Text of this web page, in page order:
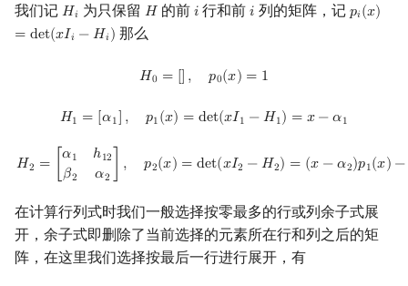
我们记 𝐻𝑖
Hi 为只保留 𝐻
H的前 𝑖
i 行和前𝑖
i 列的矩阵，记𝑝𝑖(𝑥)
= det(𝑥𝐼𝑖 −𝐻𝑖)
pi(x)=
那么
𝐻0 = [] , 𝑝0(𝑥) = 1
H0= 0(x)=1
𝐻1 = [𝛼1] , 𝑝1(𝑥) = det(𝑥𝐼1 −𝐻1) = 𝑥−𝛼1
H1 1],p1(x )= det(xI1− H1 )=x− α1
𝐻2 = 𝛼1 ℎ12
𝛽2 𝛼2
, 𝑝2(𝑥) = det(𝑥𝐼2 −𝐻2) = (𝑥 −𝛼2)𝑝1(𝑥) −
H2 h12 2α2 =det 2 − H )= α2 )p x) 12 0( x)
在计算行列式时我们一般选择按零最多的行或列余子式展
开，余子式即删除了当前选择的元素所在行和列之后的矩
阵，在这里我们选择按最后一行进行展开，有